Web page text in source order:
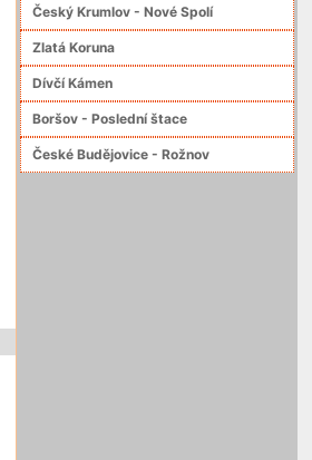
Český Krumlov - Nové Spolí
Zlatá Koruna
Dívčí Kámen
Boršov - Poslední štace
České Budějovice - Rožnov